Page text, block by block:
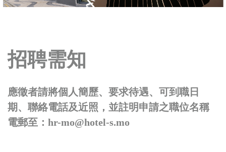
招聘需知
應徵者請將個人簡歷、要求待遇、可到職日
期、聯絡電話及近照，並註明申請之職位名稱
電郵至： hr-mo@hotel-s.mo